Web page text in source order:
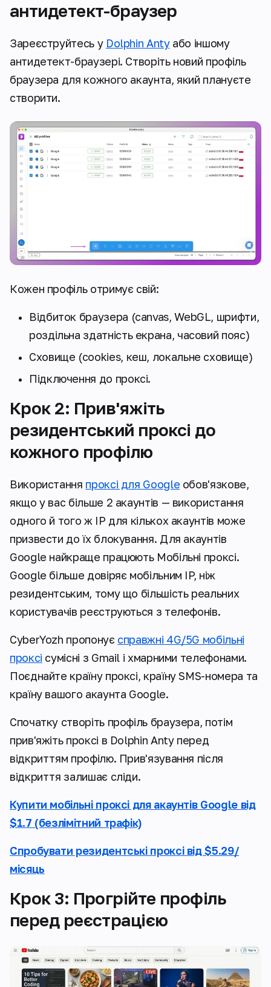
антидетект-браузер
Зареєструйтесь у Dolphin Antyабо іншому
антидетект-браузері. Створіть новий профіль
браузера для кожного акаунта, який плануєте
створити.
Кожен профіль отримує свій:
Відбиток браузера (canvas, WebGL, шрифти,
роздільна здатність екрана, часовий пояс)
Сховище (cookies, кеш, локальне сховище)
Підключення до проксі.
Крок 2: Прив'яжіть
резидентський проксі до
кожного профілю
Використання проксі для Google обов'язкове,
якщо у вас більше 2 акаунтів — використання
одного й того ж IP для кількох акаунтів може
призвести до їх блокування. Для акаунтів
Google найкраще працюють Мобільні проксі.
Google більше довіряє мобільним IP, ніж
резидентським, тому що більшість реальних
користувачів реєструються з телефонів.
CyberYozh пропонує справжні 4G/5G мобільні
проксі сумісні з Gmail і хмарними телефонами.
Поєднайте країну проксі, країну SMS-номера та
країну вашого акаунта Google.
Спочатку створіть профіль браузера, потім
прив'яжіть проксі в Dolphin Anty перед
відкриттям профілю. Прив'язування після
відкриття залишає сліди.
Купити мобільні проксі для акаунтів Google від
$1.7 (безлімітний трафік)
Спробувати резидентські проксі від $5.29/
місяць
Крок 3: Прогрійте профіль
перед реєстрацією